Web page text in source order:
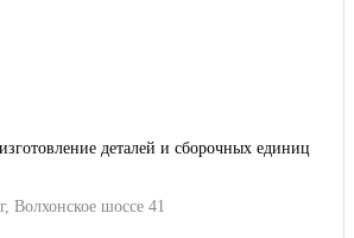
деталей и сборочных единиц
Волхонское шоссе 41